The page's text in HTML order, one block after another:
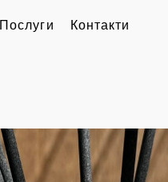
Послуги Контакти